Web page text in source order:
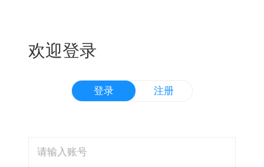
欢迎登录
登录 注册